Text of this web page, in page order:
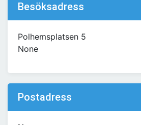
Besöksadress
Polhemsplatsen 5
None
Postadress